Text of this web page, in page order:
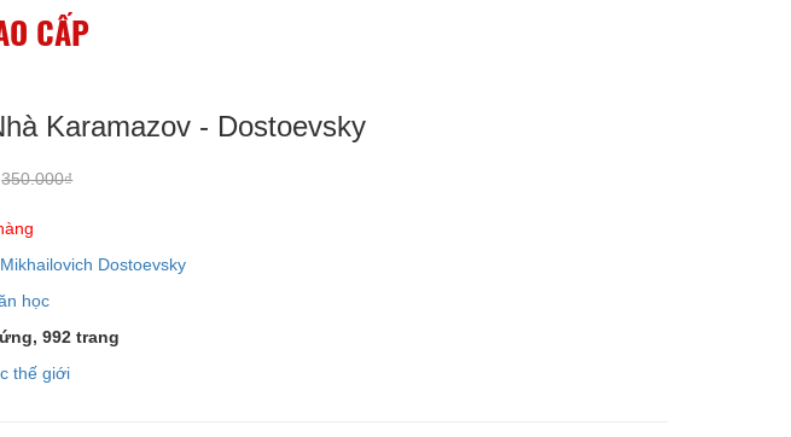
CẤP
Karamazov - Dostoevsky
350.000₫
Dostoevsky
học
992 trang
thế giới